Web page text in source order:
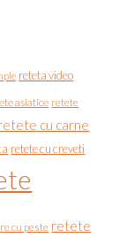
reteta video
asiatice retete
cu carne
retete cu creveti
cu peste retete